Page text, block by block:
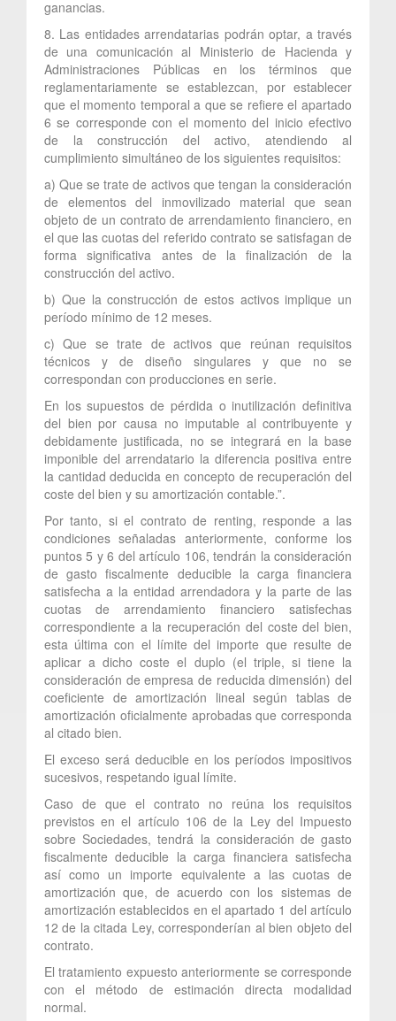
ganancias.
8. Las entidades arrendatarias podrán optar, a través
de una comunicación al Ministerio de Hacienda y
Administraciones Públicas en los términos que
reglamentariamente se establezcan, por establecer
que el momento temporal a que se refiere el apartado
6 se corresponde con el momento del inicio efectivo
de la construcción del activo, atendiendo al
cumplimiento simultáneo de los siguientes requisitos:
a) Que se trate de activos que tengan la consideración
de elementos del inmovilizado material que sean
objeto de un contrato de arrendamiento financiero, en
el que las cuotas del referido contrato se satisfagan de
forma significativa antes de la finalización de la
construcción del activo.
b) Que la construcción de estos activos implique un
período mínimo de 12 meses.
c) Que se trate de activos que reúnan requisitos
técnicos y de diseño singulares y que no se
correspondan con producciones en serie.
En los supuestos de pérdida o inutilización definitiva
del bien por causa no imputable al contribuyente y
debidamente justificada, no se integrará en la base
imponible del arrendatario la diferencia positiva entre
la cantidad deducida en concepto de recuperación del
coste del bien y su amortización contable.”.
Por tanto, si el contrato de renting, responde a las
condiciones señaladas anteriormente, conforme los
puntos 5 y 6 del artículo 106, tendrán la consideración
de gasto fiscalmente deducible la carga financiera
satisfecha a la entidad arrendadora y la parte de las
cuotas de arrendamiento financiero satisfechas
correspondiente a la recuperación del coste del bien,
esta última con el límite del importe que resulte de
aplicar a dicho coste el duplo (el triple, si tiene la
consideración de empresa de reducida dimensión) del
coeficiente de amortización lineal según tablas de
amortización oficialmente aprobadas que corresponda
al citado bien.
El exceso será deducible en los períodos impositivos
sucesivos, respetando igual límite.
Caso de que el contrato no reúna los requisitos
previstos en el artículo 106 de la Ley del Impuesto
sobre Sociedades, tendrá la consideración de gasto
fiscalmente deducible la carga financiera satisfecha
así como un importe equivalente a las cuotas de
amortización que, de acuerdo con los sistemas de
amortización establecidos en el apartado 1 del artículo
12 de la citada Ley, corresponderían al bien objeto del
contrato.
El tratamiento expuesto anteriormente se corresponde
con el método de estimación directa modalidad
normal.